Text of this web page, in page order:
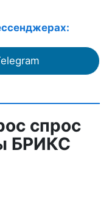
спрос
БРИКС